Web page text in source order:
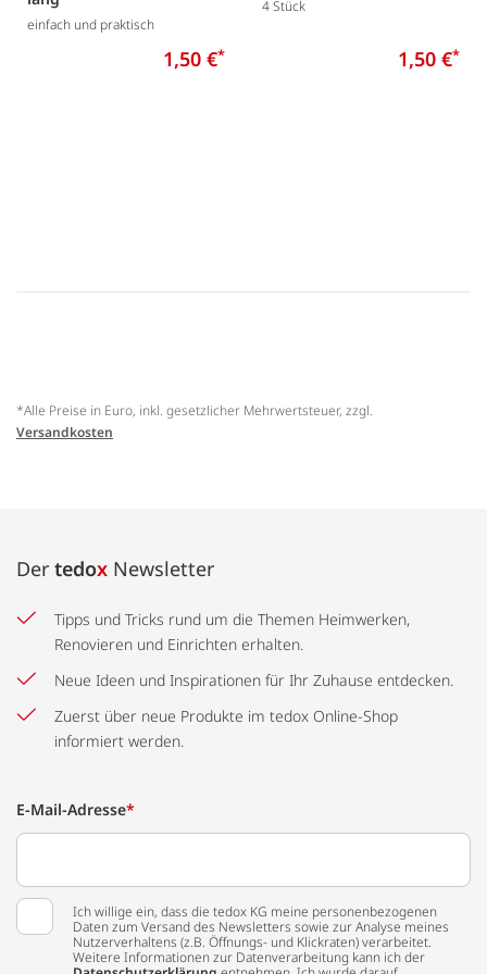
einfach und praktisch
1,50 €*
4 Stück
1,50 €*
*Alle Preise in Euro, inkl. gesetzlicher Mehrwertsteuer, zzgl.
Versandkosten
Der tedox Newsletter
Tipps und Tricks rund um die Themen Heimwerken,
Renovieren und Einrichten erhalten.
Neue Ideen und Inspirationen für Ihr Zuhause entdecken.
Zuerst über neue Produkte im tedox Online-Shop
informiert werden.
E-Mail-Adresse*
Ich willige ein, dass die tedox KG meine personenbezogenen
Daten zum Versand des Newsletters sowie zur Analyse meines
Nutzerverhaltens (z.B. Öffnungs- und Klickraten) verarbeitet.
Weitere Informationen zur Datenverarbeitung kann ich der